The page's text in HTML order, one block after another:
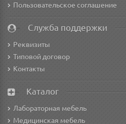
Пользовательское соглашение
Служба поддержки
Реквизиты
Типовой договор
Контакты
Каталог
Лабораторная мебель
Медицинская мебель